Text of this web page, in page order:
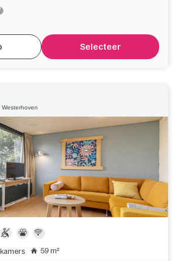
Selecteer
Westerhoven
59 m²